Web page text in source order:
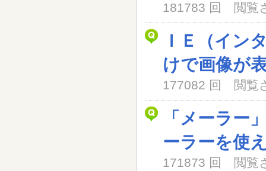
181783 回 閲覧
ＩＥ（イン
けで画像が
177082 回 閲覧
「メーラー
ーラーを使
171873 回 閲覧